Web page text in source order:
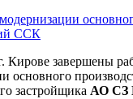
ССК
Кирове завершены
основного
застройщика АО СЗ